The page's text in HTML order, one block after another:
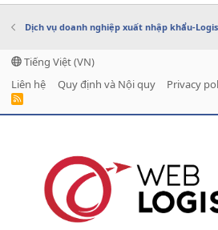
Dịch vụ doanh nghiệp xuất nhập khẩu-
Tiếng Việt (VN)
Liên hệ
Quy định và Nội quy Privacy
R
S